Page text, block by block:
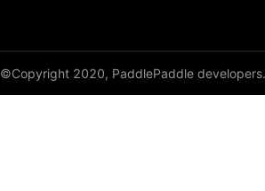
©Copyright 2020, PaddlePaddle developers.